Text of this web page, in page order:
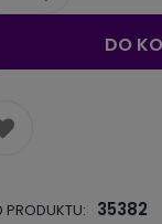
DO
PRODUKTU: 35382